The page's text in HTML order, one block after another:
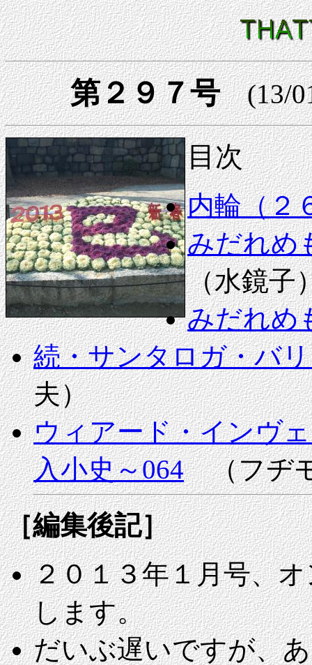
第２９７号(13/
目次
内輪（２
みだれめ
（水鏡子
みだれめ
続・サンタロガ・バ
夫）
ウィアード・インヴ
入小史～064（フヂ
［編集後記］
２０１３年１月号、
します。
だいぶ遅いですが、